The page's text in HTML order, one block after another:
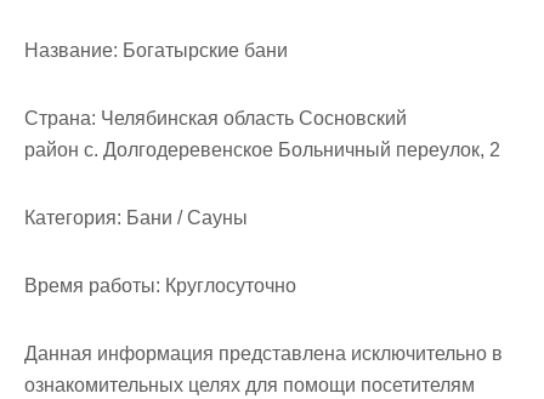
Название: Богатырские бани
Страна: Челябинская область Сосновский
район с. Долгодеревенское Больничный переулок, 2
Категория: Бани / Сауны
Время работы: Круглосуточно
Данная информация представлена исключительно в
ознакомительных целях для помощи посетителям